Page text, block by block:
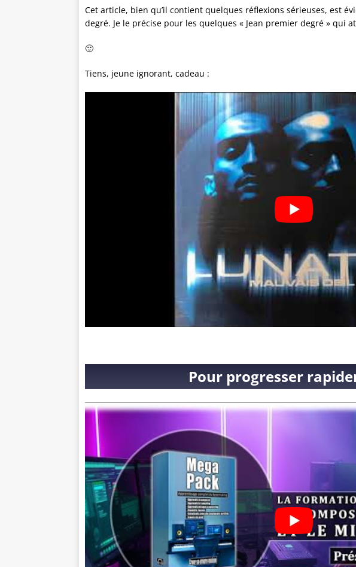
Cet article, bien qu’il contient quelques réflexions sérieuses, est
degré. Je le précise pour les quelques « Jean premier degré » qui
🙂
Tiens, jeune ignorant, cadeau :
Pour progresser